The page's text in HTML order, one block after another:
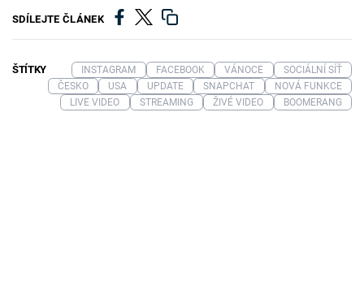
SDÍLEJTE ČLÁNEK
ŠTÍTKY INSTAGRAM FACEBOOK VÁNOCE
SOCIÁLNÍ SÍŤ
ČESKO
USA UPDATE SNAPCHAT
NOVÁ FUNKCE
LIVE VIDEO
STREAMING ŽIVÉ VIDEO BOOMERANG